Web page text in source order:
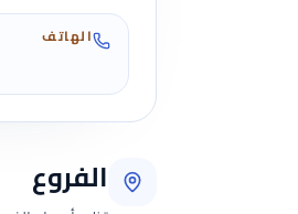
الهاتف
الفروع